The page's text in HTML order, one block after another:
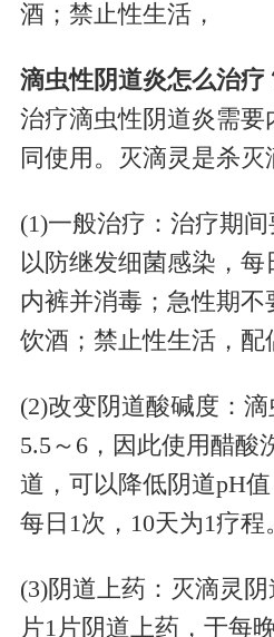
酒；禁止性生活，
滴虫性阴道炎怎么治疗
治疗滴虫性阴道炎需要
同使用。灭滴灵是杀灭
(1)一般治疗：治疗期间
以防继发细菌感染，
内裤并消毒；急性期不
饮酒；禁止性生活，配
(2)改变阴道酸碱度：
5.5～6，因此使用醋酸
道，可以降低阴道pH值
每日1次，10天为1疗程
(3)阴道上药：灭滴灵
片1片阴道上药，于每